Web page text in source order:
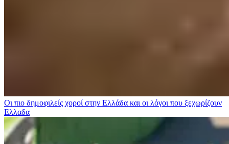
Οι πιο δημοφιλείς χοροί στην Ελλάδα και οι λόγοι που ξεχωρίζουν
Ελλαδα